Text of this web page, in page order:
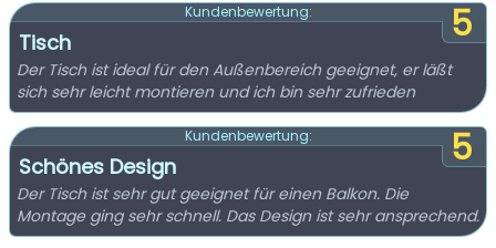
5
Kundenbewertung:
Tisch
Der Tisch ist ideal für den Außenbereich geeignet, er läßt
sich sehr leicht montieren und ich bin sehr zufrieden
5
Kundenbewertung:
Schönes Design
Der Tisch ist sehr gut geeignet für einen Balkon. Die
Montage ging sehr schnell. Das Design ist sehr ansprechend.